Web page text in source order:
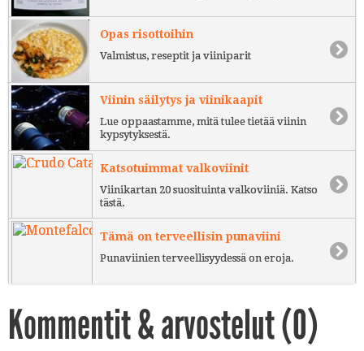
Opas risottoihin
Valmistus, reseptit ja viiniparit
Viinin säilytys ja viinikaapit
Lue oppaastamme, mitä tulee tietää viinin
kypsytyksestä.
Katsotuimmat valkoviinit
Viinikartan 20 suosituinta valkoviiniä. Katso
tästä.
Tämä on terveellisin punaviini
Punaviinien terveellisyydessä on eroja.
Kommentit & arvostelut (0)